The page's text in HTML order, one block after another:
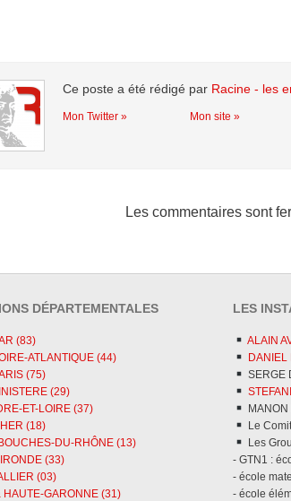
Ce poste a été rédigé par Racine - les
Mon Twitter » Mon site »
Les commentaires sont
DÉPARTEMENTALES
(83)
ATLANTIQUE (44)
(75)
(29)
ET-LOIRE (37)
(18)
DU-RHÔNE (13)
(33)
(03)
GARONNE (31)
LES
ALAIN
DANIEL
SERGE
Le
Les
- GTN1 :
- école
- école